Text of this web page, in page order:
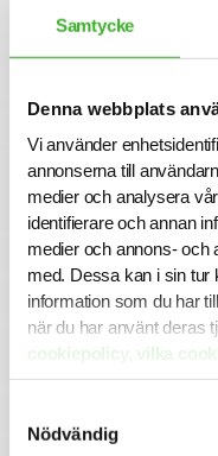
Samtycke
Denna webbplats
Vi använder
annonserna till
medier och analysera
identifierare och annan
medier och annons- och
med. Dessa kan i sin tur
information som du har
när du har använt deras
cookiepolicy, vilka
här.
Nödvändig
09. eller
Om SJR Executive
SJR Executive Search
ledande och mest
konsultlösningar. Vi
talanger på högsta
skillnad i krävande
rekryteringar som får
utvecklas.
koncernen SJR in
North.